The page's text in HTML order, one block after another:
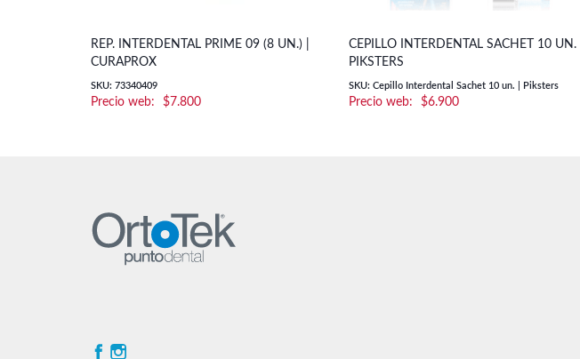
REP. INTERDENTAL PRIME 09 (8 UN.) |
CURAPROX
SKU: 73340409
$7.800
CEPILLO INTERDENTAL SACHET 10 UN. |
PIKSTERS
SKU: Cepillo Interdental Sachet 10 un. | Piksters
$6.900